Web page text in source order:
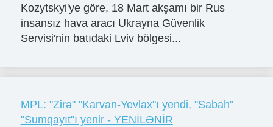
Kozytskyi'ye göre, 18 Mart akşamı bir Rus
insansız hava aracı Ukrayna Güvenlik
Servisi'nin batıdaki Lviv bölgesi...
MPL: "Zirə" "Karvan-Yevlax"ı yendi, "Sabah"
"Sumqayıt"ı yenir - YENİLƏNİR